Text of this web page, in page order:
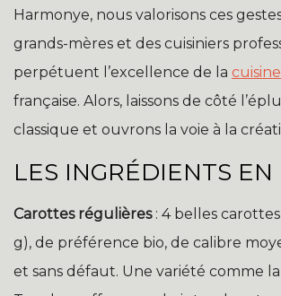
Harmonye, nous valorisons ces
grands-mères et des cuisiniers
perpétuent l’excellence de la
française. Alors, laissons de côté
classique et ouvrons la voie à la
LES INGRÉDIENTS
Carottes régulières: 4 belles
g), de préférence bio, de calibre
et sans défaut. Une variété comme